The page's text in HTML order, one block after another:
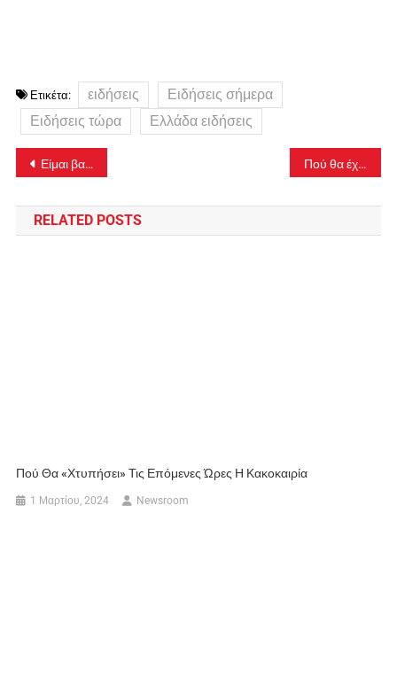
Ετικέτα: ειδήσεις
Ειδήσεις σήμερα
Ειδήσεις τώρα
Ελλάδα ειδήσεις
Πλοήγηση
άρθρων
Είμαι βαθιά ευγνώμων στον Πρόεδρο Τραμπ για το θέμα της Θεολογικής Σχολής της Χάλκης Πού θα έχει ισχυρές βροχές και καταιγίδες σήμερα – Πτώση της θερμοκρασίας
RELATED POSTS
Πού Θα «χτυπήσει» Τις Επόμενες Ώρες Η Κακοκαιρία
1 Μαρτίου, 2024 Newsroom